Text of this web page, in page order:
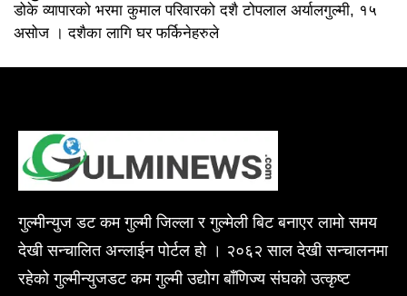
डोके व्यापारको भरमा कुमाल परिवारको दशै टोपलाल अर्यालगुल्मी, १५
असोज । दशैका लागि घर फर्किनेहरुले
गुल्मीन्युज डट कम गुल्मी जिल्ला र गुल्मेली बिट बनाएर लामो समय
देखी सन्चालित अन्लाईन पोर्टल हो । २०६२ साल देखी सन्चालनमा
रहेको गुल्मीन्युजडट कम गुल्मी उद्योग बाँणिज्य संघको उत्कृष्ट